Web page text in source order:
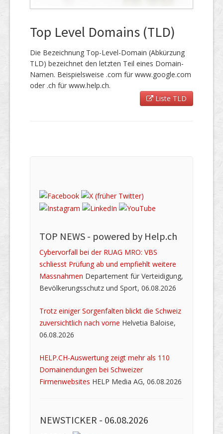
Top Level Domains (TLD)
Die Bezeichnung Top-Level-Domain (Abkürzung
TLD) bezeichnet den letzten Teil eines Domain-
Namen. Beispielsweise .com für www.google.com
oder .ch für www.help.ch.
Liste TLD
TOP NEWS - powered by Help.ch
Cybervorfall bei der RUAG MRO: VBS
schliesst Prüfung ab und empfiehlt weitere
Massnahmen Departement für Verteidigung,
Bevölkerungsschutz und Sport, 06.08.2026
Trotz einiger Sorgenfalten blickt die Schweiz
zuversichtlich nach vorne Helvetia Baloise,
06.08.2026
HELP.CH-Auswertung zeigt mehr als 110
Domainendungen bei Schweizer
Firmenwebsites HELP Media AG, 06.08.2026
NEWSTICKER - 06.08.2026